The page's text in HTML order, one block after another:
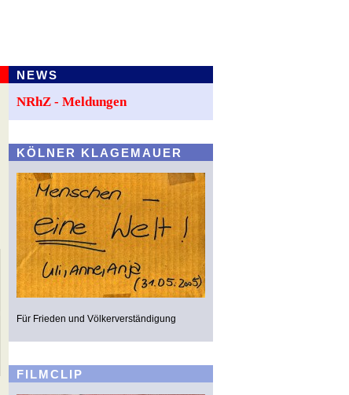
NEWS
NRhZ - Meldungen
KÖLNER KLAGEMAUER
Für Frieden und Völkerverständigung
FILMCLIP